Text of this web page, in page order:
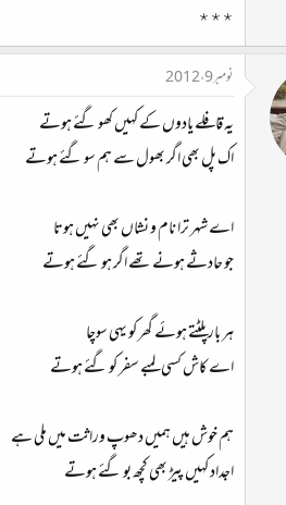
٭٭٭
نومبر 9، 2012
یہ قافلے یادوں کے کہیں کھو گئے ہوتے
اک پل بھی اگر بھول سے ہم سو گئے ہوتے
اے شہر ترا نام و نشاں بھی نہیں ہوتا
جو حادثے ہونے تھے اگر ہو گئے ہوتے
ہر بار پلٹتے ہوئے گھر کو یہی سوچا
اے کاش کسی لمبے سفر کو گئے ہوتے
ہم خوش ہیں ہمیں دھوپ وراثت میں ملی ہے
اجداد کہیں پیڑ بھی کچھ بو گئے ہوتے